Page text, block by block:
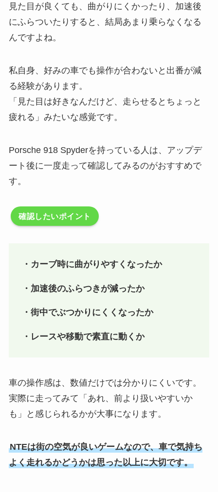
見た目が良くても、曲がりにくかったり、加速後
にふらついたりすると、結局あまり乗らなくなる
んですよね。
私自身、好みの車でも操作が合わないと出番が減
る経験があります。
「見た目は好きなんだけど、走らせるとちょっと
疲れる」みたいな感覚です。
Porsche 918 Spyderを持っている人は、アップデ
ート後に一度走って確認してみるのがおすすめで
す。
確認したいポイント
・カーブ時に曲がりやすくなったか
・加速後のふらつきが減ったか
・街中でぶつかりにくくなったか
・レースや移動で素直に動くか
車の操作感は、数値だけでは分かりにくいです。
実際に走ってみて「あれ、前より扱いやすいか
も」と感じられるかが大事になります。
NTEは街の空気が良いゲームなので、車で気持ち
よく走れるかどうかは思った以上に大切です。